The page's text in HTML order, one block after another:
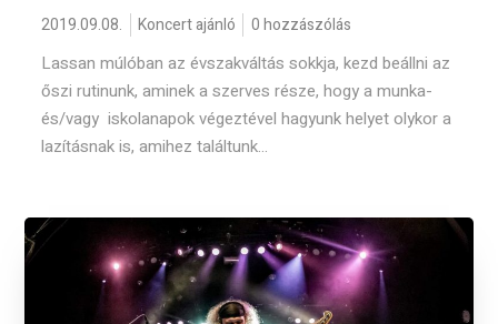
2019.09.08. Koncert ajánló 0 hozzászólás
Lassan múlóban az évszakváltás sokkja, kezd beállni az
őszi rutinunk, aminek a szerves része, hogy a munka-
és/vagy iskolanapok végeztével hagyunk helyet olykor a
lazításnak is, amihez találtunk...